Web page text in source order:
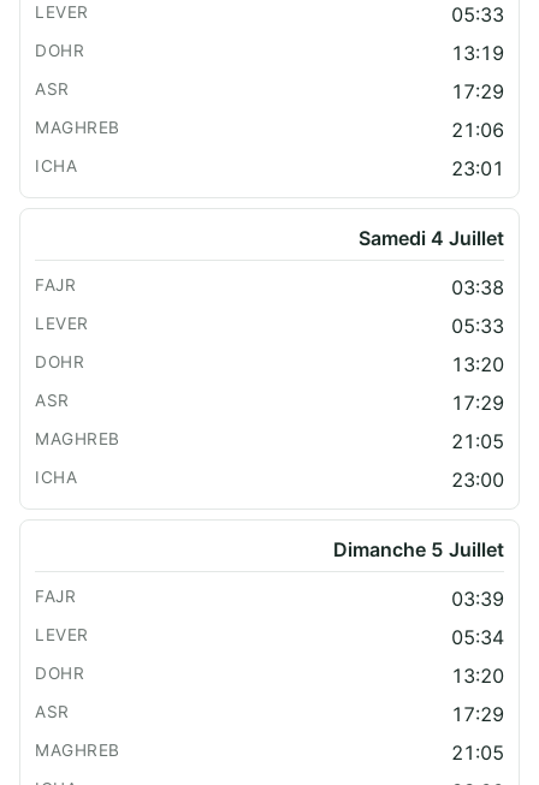
05:33
13:19
17:29
21:06
23:01
Samedi 4 Juillet
03:38
05:33
13:20
17:29
21:05
23:00
Dimanche 5 Juillet
03:39
05:34
13:20
17:29
21:05